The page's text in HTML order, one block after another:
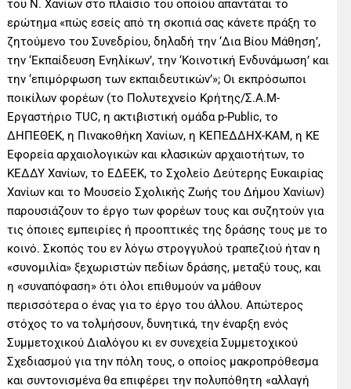
του Ν. Χανίων στο πλαίσιο του οποίου απαντάται το
ερώτημα «πώς εσείς από τη σκοπιά σας κάνετε πράξη το
ζητούμενο του Συνεδρίου, δηλαδή την ‘Δια Βίου Μάθηση’,
την ‘Εκπαίδευση Ενηλίκων’, την ‘Κοινοτική Ενδυνάμωση’ και
την ‘επιμόρφωση των εκπαιδευτικών’»; Οι εκπρόσωποι
ποικίλων φορέων (το Πολυτεχνείο Κρήτης/Σ.Α.Μ-
Εργαστήριο TUC, η ακτιβιστική ομάδα p-Public, το
ΔΗΠΕΘΕΚ, η Πινακοθήκη Χανίων, η ΚΕΠΕΔΔΗΧ-ΚΑΜ, η ΚΕ
Εφορεία αρχαιολογικών και κλασικών αρχαιοτήτων, το
ΚΕΔΔΥ Χανίων, το ΕΔΕΕΚ, το Σχολείο Δεύτερης Ευκαιρίας
Χανίων και το Μουσείο Σχολικής Ζωής του Δήμου Χανίων)
παρουσιάζουν το έργο των φορέων τους και συζητούν για
τις όποιες εμπειρίες ή προοπτικές της δράσης τους με το
κοινό. Σκοπός του εν λόγω στρογγυλού τραπεζιού ήταν η
«συνομιλία» ξεχωριστών πεδίων δράσης, μεταξύ τους, και
η «συναπόφαση» ότι όλοι επιθυμούν να μάθουν
περισσότερα ο ένας για το έργο του άλλου. Απώτερος
στόχος το να τολμήσουν, δυνητικά, την έναρξη ενός
Συμμετοχικού Διαλόγου κι εν συνεχεία Συμμετοχικού
Σχεδιασμού για την πόλη τους, ο οποίος μακροπρόθεσμα
και συντονισμένα θα επιφέρει την πολυπόθητη «αλλαγή